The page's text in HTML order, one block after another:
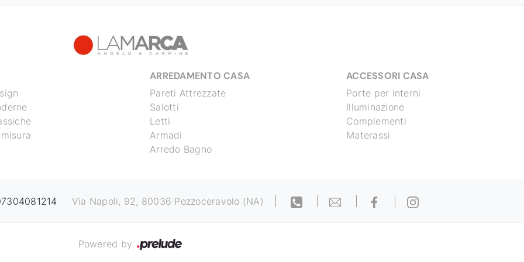
ARREDAMENTO CASA
Pareti Attrezzate
Salotti
Letti
Armadi
Arredo Bagno
ACCESSORI CASA
Porte per interni
Illuminazione
Complementi
Materassi
Via Napoli, 92, 80036 Pozzoceravolo (NA)
Powered by